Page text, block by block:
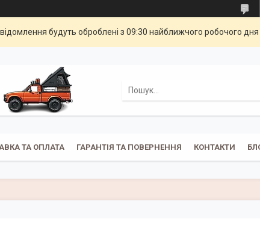
будуть оброблені з 09:30 найближчого робочого дня
ТА ОПЛАТА ГАРАНТІЯ ТА ПОВЕРНЕННЯ КОНТАКТИ